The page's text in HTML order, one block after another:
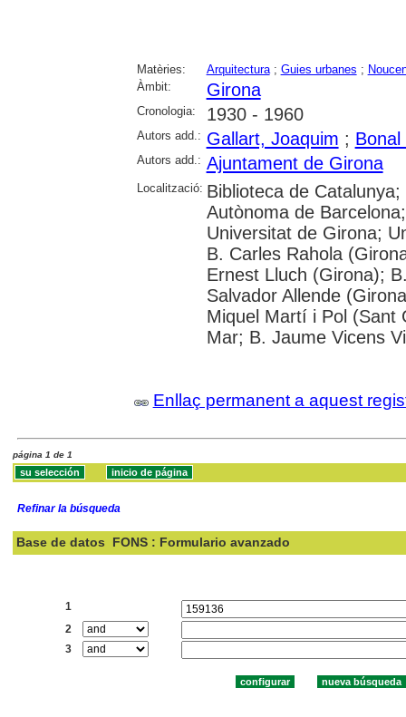
Matèries: Arquitectura; Guies urbanes ;
Àmbit:
Girona
Cronologia: 1930 - 1960
Autors add.: Gallart, Joaquim ;
Autors add.: Ajuntament de Girona
Localització: Biblioteca de
Autònoma de
Universitat de Girona;
B. Carles Rahola
Ernest Lluch (Girona);
Salvador Allende
Miquel Martí i Pol (Sant
Mar; B. Jaume Vicens
Enllaç permanent a aquest
página 1 de 1
Refinar la búsqueda
Base de datos FONS : Formulario avanzado
1
2
3